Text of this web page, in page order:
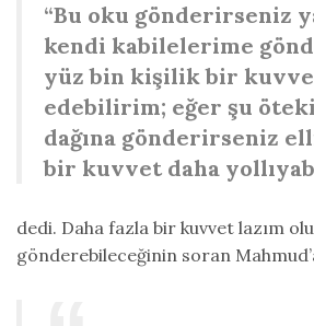
“Bu oku gönderirseniz
kendi kabilelerime
yüz bin kişilik bir
edebilirim; eğer şu
dağına gönderirseniz
bir kuvvet daha
dedi. Daha fazla bir kuvvet lazım
gönderebileceğinin soran